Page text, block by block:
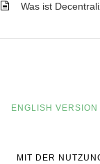
Was ist
ENGLISH VERSION
MIT DER